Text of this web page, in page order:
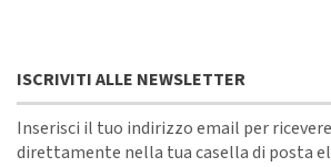
ISCRIVITI ALLE NEWSLETTER
Inserisci il tuo indirizzo email per
direttamente nella tua casella di posta